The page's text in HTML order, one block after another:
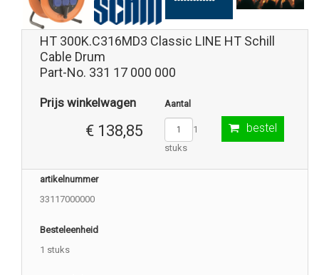
HT 300K.C316MD3 Classic LINE HT Schill
Cable Drum
Part-No. 331 17 000 000
Prijs winkelwagen
€ 138,85
Aantal
1
stuks
bestel
artikelnummer
33117000000
Besteleenheid
1 stuks